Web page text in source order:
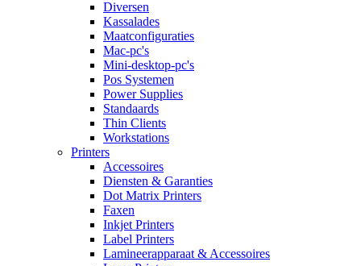
Diversen
Kassalades
Maatconfiguraties
Mac-pc's
Mini-desktop-pc's
Pos Systemen
Power Supplies
Standaards
Thin Clients
Workstations
Printers
Accessoires
Diensten & Garanties
Dot Matrix Printers
Faxen
Inkjet Printers
Label Printers
Lamineerapparaat & Accessoires